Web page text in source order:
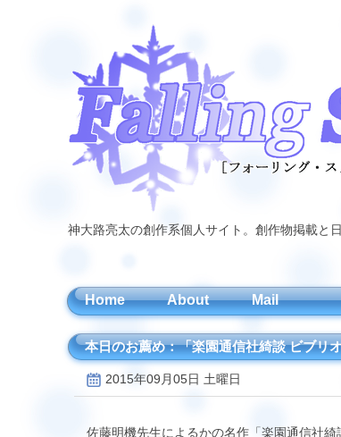
神大路亮太の創作系個人サイト。創作物掲載と
Home About Mail
本日のお薦め：「楽園通信社綺談 ビブリ
2015年09月05日 土曜日
佐藤明機先生によるかの名作「楽園通信社